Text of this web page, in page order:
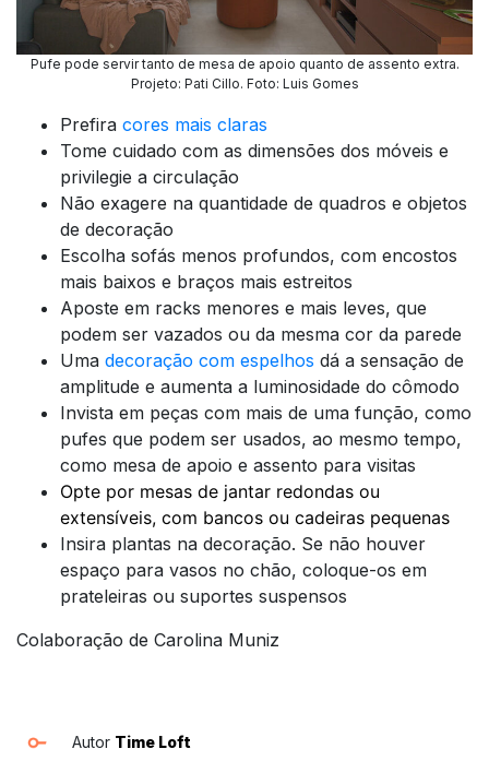
Pufe pode servir tanto de mesa de apoio quanto de assento extra.
Projeto: Pati Cillo. Foto: Luis Gomes
Prefira cores mais claras
Tome cuidado com as dimensões dos móveis e
privilegie a circulação
Não exagere na quantidade de quadros e objetos
de decoração
Escolha sofás menos profundos, com encostos
mais baixos e braços mais estreitos
Aposte em racks menores e mais leves, que
podem ser vazados ou da mesma cor da parede
Uma decoração com espelhos dá a sensação de
amplitude e aumenta a luminosidade do cômodo
Invista em peças com mais de uma função, como
pufes que podem ser usados, ao mesmo tempo,
como mesa de apoio e assento para visitas
Opte por mesas de jantar redondas ou
extensíveis, com bancos ou cadeiras pequenas
Insira plantas na decoração. Se não houver
espaço para vasos no chão, coloque-os em
prateleiras ou suportes suspensos
Colaboração de Carolina Muniz
Autor Time Loft